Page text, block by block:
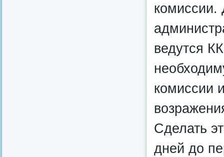
комиссии.
ведутся
комиссии
Сделать
дней до